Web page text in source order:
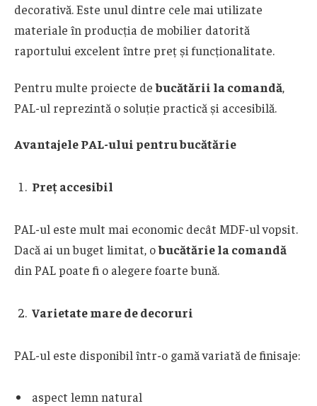
decorativă. Este unul dintre cele mai utilizate
materiale în producția de mobilier datorită
raportului excelent între preț și funcționalitate.
Pentru multe proiecte debucătării la comandă,
PAL-ul reprezintă o soluție practică și accesibilă.
Avantajele PAL-ului pentru bucătărie
Preț accesibil
PAL-ul este mult mai economic decât MDF-ul vopsit.
Dacă ai un buget limitat, obucătărie la comandă
din PAL poate fi o alegere foarte bună.
Varietate mare de decoruri
PAL-ul este disponibil într-o gamă variată de finisaje:
aspect lemn natural